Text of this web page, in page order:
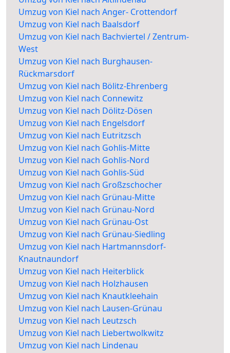
Umzug von Kiel nach Anger- Crottendorf
Umzug von Kiel nach Baalsdorf
Umzug von Kiel nach Bachviertel / Zentrum-
West
Umzug von Kiel nach Burghausen-
Rückmarsdorf
Umzug von Kiel nach Bölitz-Ehrenberg
Umzug von Kiel nach Connewitz
Umzug von Kiel nach Dölitz-Dösen
Umzug von Kiel nach Engelsdorf
Umzug von Kiel nach Eutritzsch
Umzug von Kiel nach Gohlis-Mitte
Umzug von Kiel nach Gohlis-Nord
Umzug von Kiel nach Gohlis-Süd
Umzug von Kiel nach Großzschocher
Umzug von Kiel nach Grünau-Mitte
Umzug von Kiel nach Grünau-Nord
Umzug von Kiel nach Grünau-Ost
Umzug von Kiel nach Grünau-Siedling
Umzug von Kiel nach Hartmannsdorf-
Knautnaundorf
Umzug von Kiel nach Heiterblick
Umzug von Kiel nach Holzhausen
Umzug von Kiel nach Knautkleehain
Umzug von Kiel nach Lausen-Grünau
Umzug von Kiel nach Leutzsch
Umzug von Kiel nach Liebertwolkwitz
Umzug von Kiel nach Lindenau